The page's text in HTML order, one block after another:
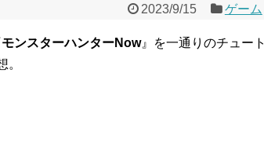
2023/9/15 ゲーム
モンスターハンターNow』を一通りのチュート
。